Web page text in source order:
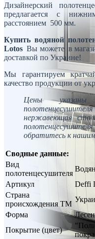
Дизайнерский
предлагается с
расстоянием 500 мм.
Купить водяной
LotosВы можете в
доставкой по Украине!
Мы гарантируем
качество продукции от
Цены
нержавеющая
обратитесь к
Сводные данные:
Вид
полотенцесушителя
Артикул
Deffi
Страна
происхождения ТМ
Форма
Покрытие (цвет)